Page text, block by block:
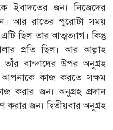
ইবাদতের জন্য নিজেদের
আর রাতের পুরোটা সময়
ছিল তার আত্মত্যাগ। কিন্তু
প্রতি ছিল। আর আল্লাহ
বান্দাদের উপর অনুগ্রহ
কাজ করতে সক্ষম
করার জন্য অনুগ্রহ প্রদান
জন্য দ্বিতীয়বার অনুগ্রহ